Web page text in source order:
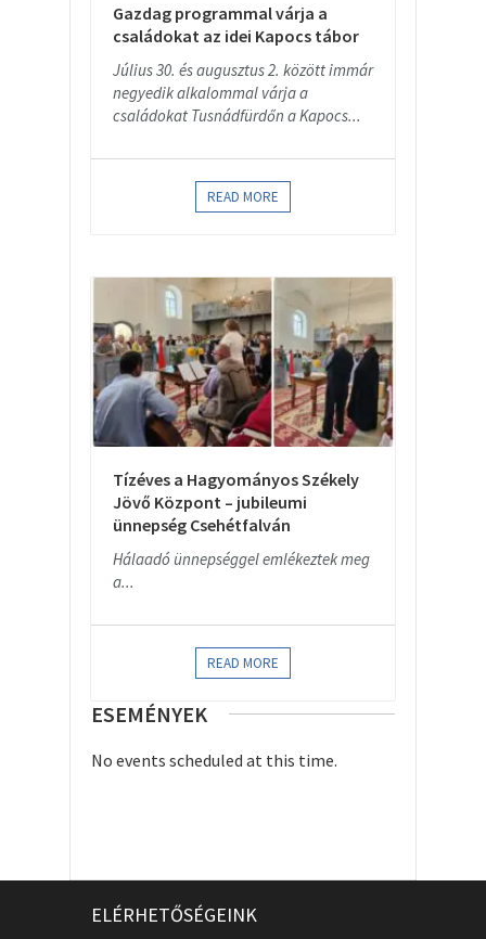
Gazdag programmal várja a
családokat az idei Kapocs tábor
Július 30. és augusztus 2. között immár
negyedik alkalommal várja a
családokat Tusnádfürdőn a Kapocs...
READ MORE
Tízéves a Hagyományos Székely
Jövő Központ – jubileumi
ünnepség Csehétfalván
Hálaadó ünnepséggel emlékeztek meg
a...
READ MORE
ESEMÉNYEK
No events scheduled at this time.
ELÉRHETŐSÉGEINK